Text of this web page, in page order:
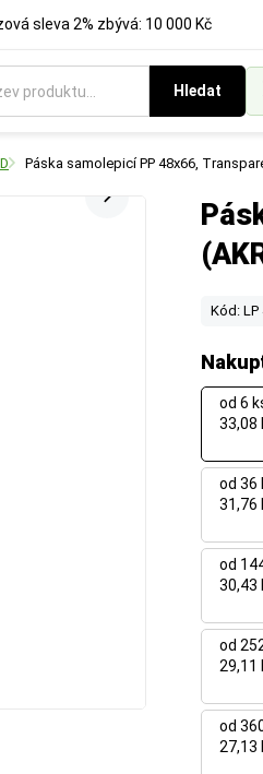
sleva 2% zbývá: 10 000 Kč
Hledat
Páska samolepicí PP 48x66,
Kód: LP
od 6
33,08
od 36
31,76
od
30,43
od
29,11
od
27,13